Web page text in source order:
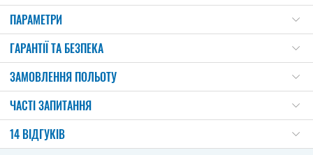
ПАРАМЕТРИ
ГАРАНТІЇ ТА БЕЗПЕКА
ЗАМОВЛЕННЯ ПОЛЬОТУ
ЧАСТІ ЗАПИТАННЯ
14 ВІДГУКІВ